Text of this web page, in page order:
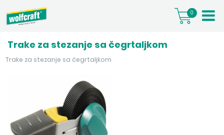
0
Trake za stezanje sa čegrtaljkom
Trake za stezanje sa čegrtaljkom